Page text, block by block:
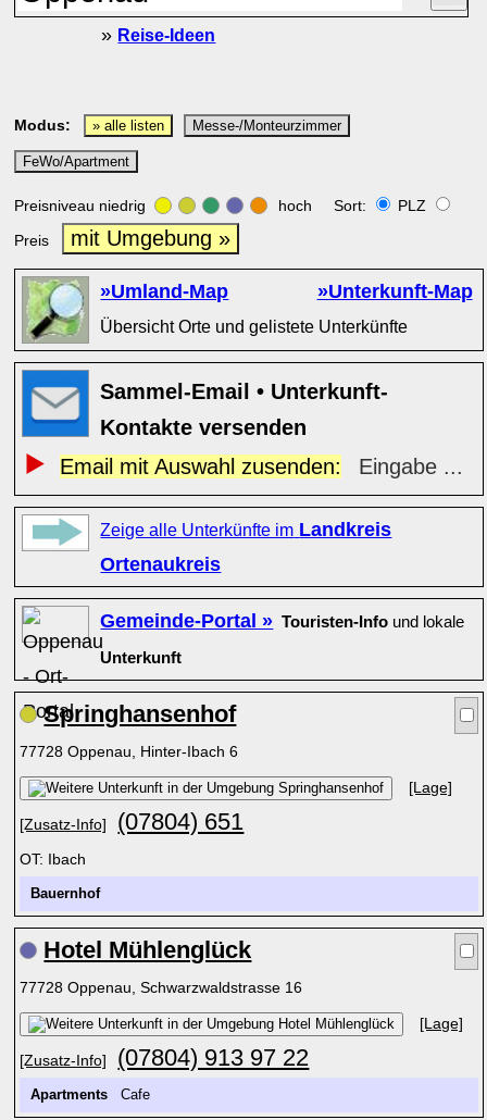
» Reise-Ideen
Modus: » alle listen Messe-/Monteurzimmer
FeWo/Apartment
Preisniveau niedrig hoch Sort:
PLZ
Preis
mit Umgebung »
»Umland-Map »Unterkunft-Map
Übersicht Orte und gelistete Unterkünfte
Sammel-Email • Unterkunft-
Kontakte versenden
Email mit Auswahl zusenden:
Eingabe ...
Zeige alle Unterkünfte im Landkreis
Ortenaukreis
Gemeinde-Portal » Touristen-Info und lokale
Unterkunft
Springhansenhof
77728 Oppenau, Hinter-Ibach 6
[Lage]
[Zusatz-Info] (07804) 651
OT: Ibach
Bauernhof
Hotel Mühlenglück
77728 Oppenau, Schwarzwaldstrasse 16
[Lage]
[Zusatz-Info] (07804) 913 97 22
Apartments Cafe